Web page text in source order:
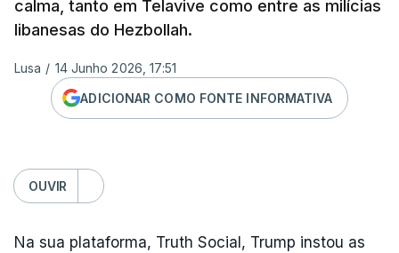
calma, tanto em Telavive como entre as milícias
libanesas do Hezbollah.
Lusa / 14 Junho 2026, 17:51
ADICIONAR COMO FONTE INFORMATIVA
OUVIR
Na sua plataforma, Truth Social, Trump instou as